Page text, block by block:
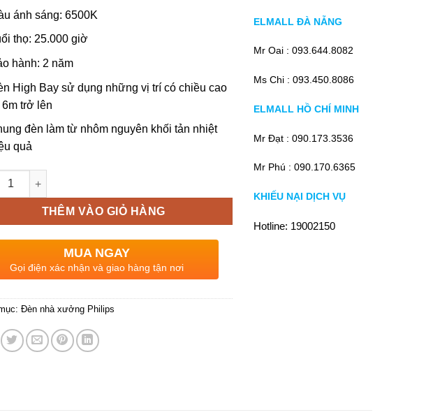
ánh sáng: 6500K
thọ: 25.000 giờ
hành: 2 năm
High Bay sử dụng những vị trí có chiều cao
trở lên
đèn làm từ nhôm nguyên khối tản nhiệt
quả
THÊM VÀO GIỎ HÀNG
MUA NGAY
Gọi điện xác nhận và giao hàng tận nơi
Đèn nhà xưởng Philips
ELMALL ĐÀ NẴNG
Mr Oai : 093.644.8082
Ms Chi : 093.450.8086
ELMALL HỒ CHÍ MINH
Mr Đạt : 090.173.3536
Mr Phú : 090.170.6365
KHIẾU NẠI DỊCH VỤ
Hotline: 19002150